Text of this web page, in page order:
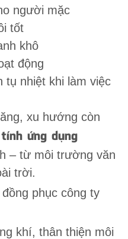
người mặc
tốt
khô
động
tụ nhiệt khi làm việc
xu hướng còn
ứng dụng
– từ môi trường văn
trời.
phục công ty
khí, thân thiện môi